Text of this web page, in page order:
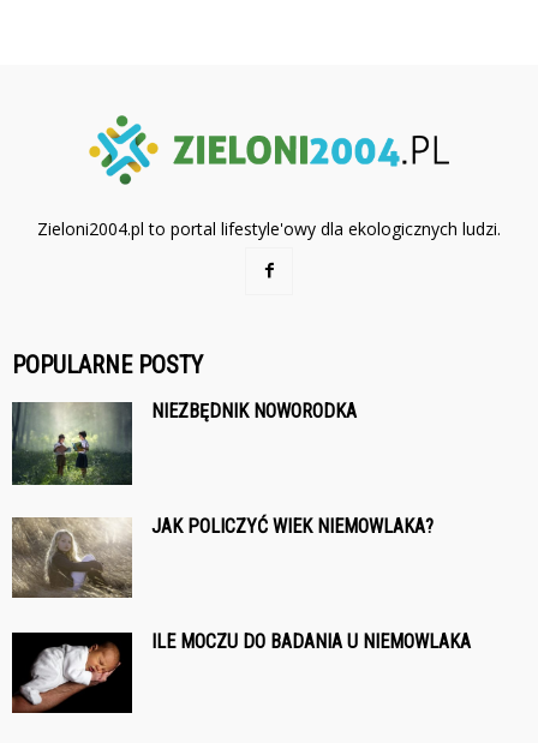
Zieloni2004.pl to portal lifestyle'owy dla ekologicznych ludzi.
POPULARNE POSTY
NIEZBĘDNIK NOWORODKA
JAK POLICZYĆ WIEK NIEMOWLAKA?
ILE MOCZU DO BADANIA U NIEMOWLAKA